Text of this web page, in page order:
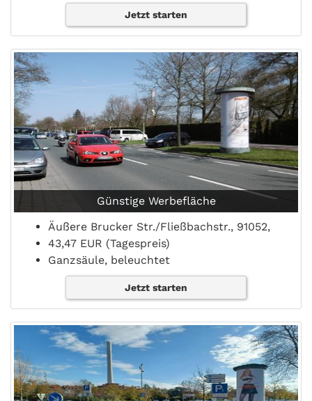
Jetzt starten
Günstige Werbefläche
Äußere Brucker Str./Fließbachstr., 91052,
43,47 EUR (Tagespreis)
Ganzsäule, beleuchtet
Jetzt starten